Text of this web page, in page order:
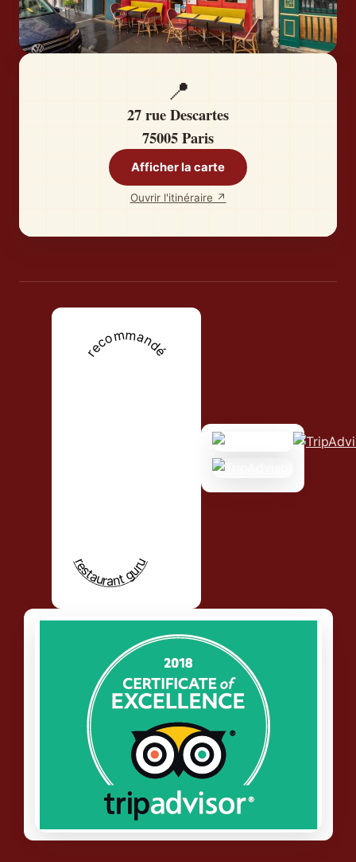
📍
27 rue Descartes
75005 Paris
Afficher la carte
Ouvrir l'itinéraire ↗
recommandé
restaurant guru